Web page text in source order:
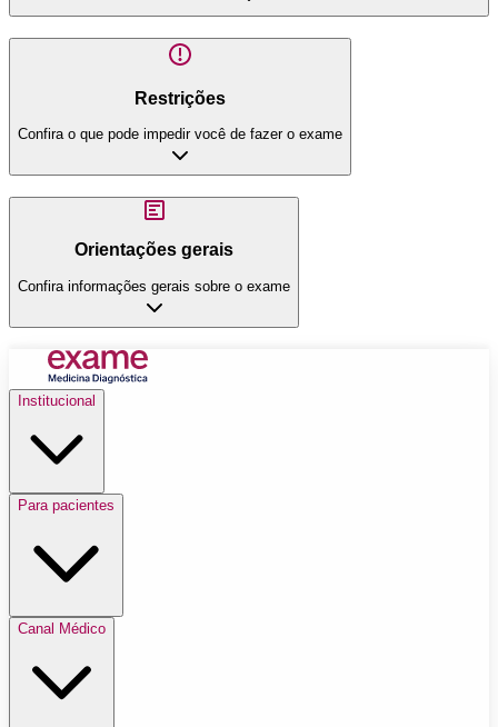
Restrições
Confira o que pode impedir você de fazer o exame
Orientações gerais
Confira informações gerais sobre o exame
Institucional
Para pacientes
Canal Médico